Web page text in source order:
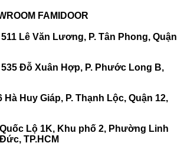
FAMIDOOR
Lê Văn Lương, P. Tân Phong, Quận
Đỗ Xuân Hợp, P. Phước Long B,
Hà Huy Giáp, P. Thạnh Lộc, Quận 12,
Lộ 1K, Khu phố 2, Phường Linh
TP.HCM